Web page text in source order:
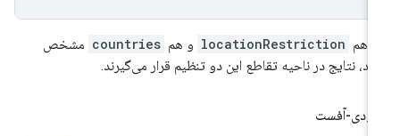
locationRestriction و هم countries مشخص
نتایج در ناحیه تقاطع این دو تنظیم قرار می‌گیرند.
آفست